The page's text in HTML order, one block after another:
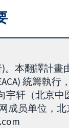
。本翻譯計
統籌執
宇轩（北京
成员单位，